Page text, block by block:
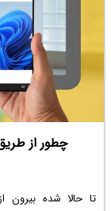
چطور از
تا حالا شده بیرون